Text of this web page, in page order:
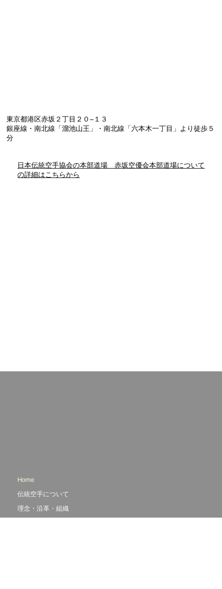
​日本伝統空手協会の本部道場 赤坂空優会本部道場について
の詳細はこちらから
東京都港区赤坂２丁目２０−１３
銀座線・南北線「溜池山王」・ 南北線「六本木一丁目」より徒歩５
分
Home
伝統空手について
理念・沿革・組織